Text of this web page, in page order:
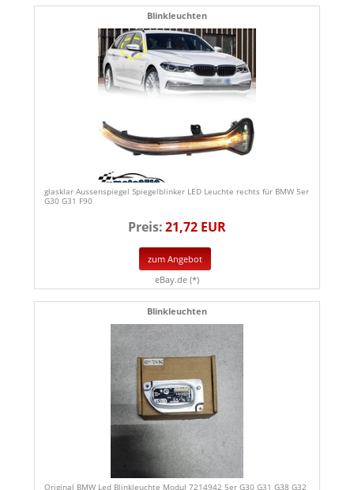
Blinkleuchten
glasklar Aussenspiegel Spiegelblinker LED Leuchte rechts für BMW 5er
G30 G31 F90
Preis:21,72 EUR
zum Angebot
eBay.de (*)
Blinkleuchten
Original BMW Led Blinkleuchte Modul 7214942 5er G30 G31 G38 G32